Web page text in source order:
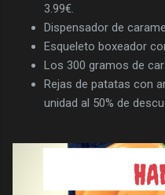
3.99€.
Dispensador de
Esqueleto boxeador
Los 300 gramos de
Rejas de patatas con
unidad al 50% de